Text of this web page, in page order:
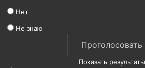
Нет
Не знаю
Показать результаты